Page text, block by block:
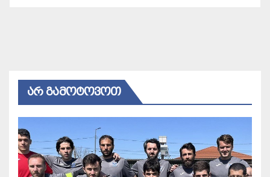
ᲐᲠ ᲒᲐᲛᲝᲢᲝᲕᲝᲗ